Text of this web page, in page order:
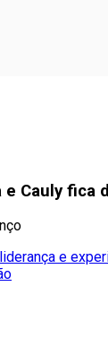
e Cauly fica
e